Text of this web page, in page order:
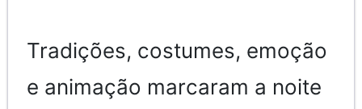
Tradições, costumes, emoção
e animação marcaram a noite